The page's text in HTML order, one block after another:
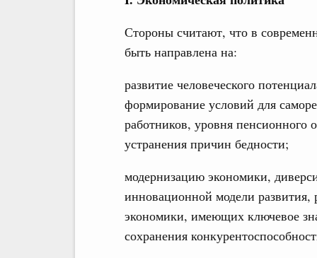
Стороны считают, что в
быть направлена на:
развитие человеческого
формирование условий для
работников, уровня пенсионного
устранения причин бедности;
модернизацию экономики,
инновационной модели развития,
экономики, имеющих ключевое
сохранения